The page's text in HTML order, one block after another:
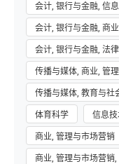
会计, 银行与金融, 信
会计, 银行与金融, 商
会计, 银行与金融, 法
传播与媒体, 商业, 管
传播与媒体, 教育与社
体育科学 信息
商业, 管理与市场营销
商业, 管理与市场营销